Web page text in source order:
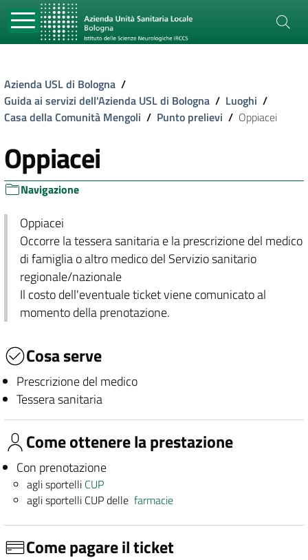
Azienda USL di Bologna /
Guida ai servizi dell'Azienda USL di Bologna / Luoghi /
Casa della Comunità Mengoli / Punto prelievi / Oppiacei
Oppiacei
Navigazione
Oppiacei
Occorre la tessera sanitaria e la prescrizione del medico
di famiglia o altro medico del Servizio sanitario
regionale/nazionale
Il costo dell'eventuale ticket viene comunicato al
momento della prenotazione.
Cosa serve
Prescrizione del medico
Tessera sanitaria
Come ottenere la prestazione
Con prenotazione
agli sportelli CUP
agli sportelli CUP dellefarmacie
Come pagare il ticket